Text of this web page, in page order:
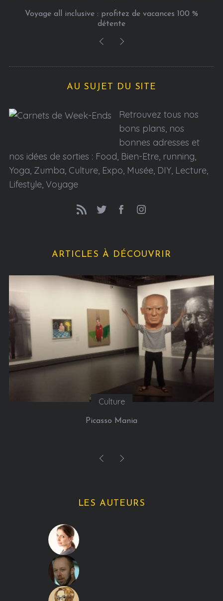
Voyage all inclusive : profitez de vacances 100 %
détente
AU SUJET DU SITE
Retrouvez tous nos
bons plans, nos
bonnes adresses et
nos idées de sorties : Food, Bien-Etre, running,
Yoga, Zumba, Culture, Expo, Musée, DIY, Lecture,
Lifestyle, Voyage
ARTICLES À DÉCOUVRIR
Culture
Picasso Mania
LES AUTEURS